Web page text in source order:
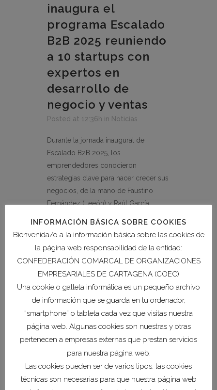
inaugura el
programa Escalado
B2B 2025 reuniendo
a 10 startups con
expertos en
desarrollo de
negocio y ventas
Posted at 12:36h in Noticias
Durante la jornada inaugural de
Escalado B2B 2025, los
emprendedores conocieron
estrategias clave para hacer crecer sus
negocios, de la mano de Faustino
Fernández (Leeón) y Raúl García
Limbium Makers, Vitalkeep,...
INFORMACIÓN BÁSICA SOBRE COOKIES
Bienvenida/o a la información básica sobre las cookies de
la página web responsabilidad de la entidad:
CONFEDERACIÓN COMARCAL DE ORGANIZACIONES
EMPRESARIALES DE CARTAGENA (COEC)
Una cookie o galleta informática es un pequeño archivo
de información que se guarda en tu ordenador,
“smartphone” o tableta cada vez que visitas nuestra
página web. Algunas cookies son nuestras y otras
pertenecen a empresas externas que prestan servicios
para nuestra página web.
Las cookies pueden ser de varios tipos: las cookies
técnicas son necesarias para que nuestra página web